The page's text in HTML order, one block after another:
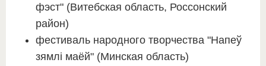
фэст" (Витебская область, Россонский
район)
фестиваль народного творчества "Напеў
зямлі маёй" (Минская область)